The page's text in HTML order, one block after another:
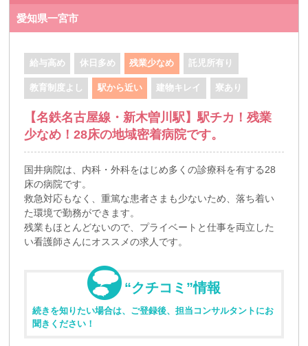
愛知県一宮市
給与高め 休日多め 残業少なめ 託児所有り
教育制度よし 駅から近い 建物キレイ 寮あり
【名鉄名古屋線・新木曽川駅】駅チカ！残業
少なめ！28床の地域密着病院です。
国井病院は、内科・外科をはじめ多くの診療科を有する28
床の病院です。
救急対応もなく、重篤な患者さまも少ないため、落ち着い
た環境で勤務ができます。
残業もほとんどないので、プライベートと仕事を両立した
い看護師さんにオススメの求人です。
“クチコミ”情報
続きを知りたい場合は、ご登録後、担当コンサルタントにお
聞きください！